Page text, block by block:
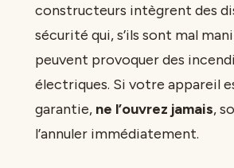
constructeurs intègrent des
sécurité qui, s’ils sont mal
peuvent provoquer des
électriques. Si votre appareil
garantie, ne l’ouvrez jamais,
l’annuler immédiatement.